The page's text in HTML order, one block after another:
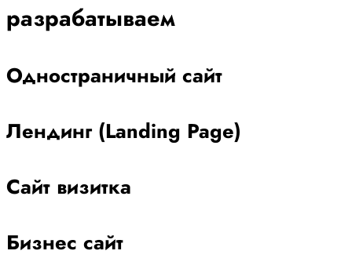
разрабатываем
Одностраничный сайт
Лендинг (Landing Page)
Сайт визитка
Бизнес сайт